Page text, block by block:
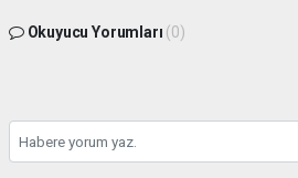
Okuyucu Yorumları (0)